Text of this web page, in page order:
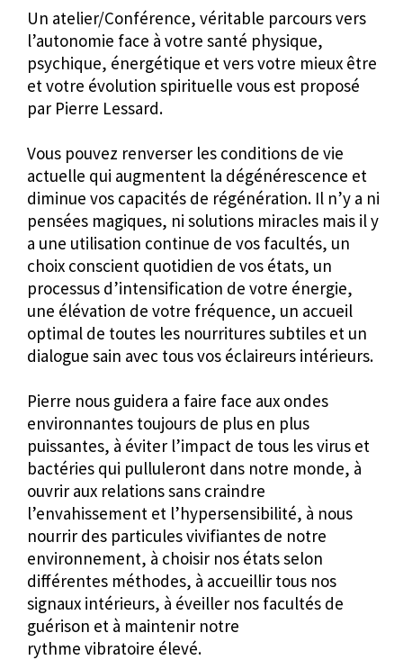
Un atelier/Conférence, véritable parcours vers
l’autonomie face à votre santé physique,
psychique, énergétique et vers votre mieux être
et votre évolution spirituelle vous est proposé
par Pierre Lessard.
Vous pouvez renverser les conditions de vie
actuelle qui augmentent la dégénérescence et
diminue vos capacités de régénération. Il n’y a ni
pensées magiques, ni solutions miracles mais il y
a une utilisation continue de vos facultés, un
choix conscient quotidien de vos états, un
processus d’intensification de votre énergie,
une élévation de votre fréquence, un accueil
optimal de toutes les nourritures subtiles et un
dialogue sain avec tous vos éclaireurs intérieurs.
Pierre nous guidera a faire face aux ondes
environnantes toujours de plus en plus
puissantes, à éviter l’impact de tous les virus et
bactéries qui pulluleront dans notre monde, à
ouvrir aux relations sans craindre
l’envahissement et l’hypersensibilité, à nous
nourrir des particules vivifiantes de notre
environnement, à choisir nos états selon
différentes méthodes, à accueillir tous nos
signaux intérieurs, à éveiller nos facultés de
guérison et à maintenir notre
rythme vibratoire élevé.